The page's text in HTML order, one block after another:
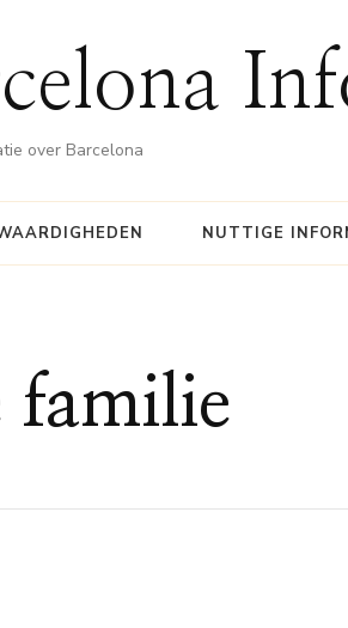
over Barcelona
NUTTIGE
familie